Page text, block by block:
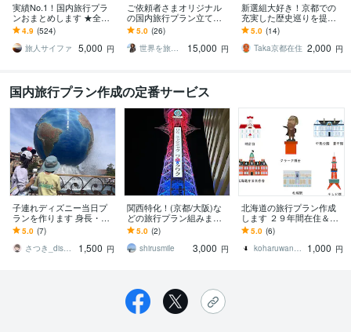
実績No.1！国内旅行プラ
ンおまとめします ★全国4
7都道府県制覇済！ご希望
に合わせて旅行プランお
まとめ
4.9 (524)
旅人サイファ
5,000 円
ご依頼者さまオリジナル
の国内旅行プラン立てま
す 【日本一周した旅ブロ
ガーが作る！】世界で一
つだけの旅行プラン
5.0 (26)
世界を旅する文章屋タカヤ｜SEOライター
15,000 円
新選組大好き！京都での
充実した歴史巡りを提案
します ガイドブックに載
ってないマニアックな聖
地や名所なども教えます
5.0 (14)
Taka京都在住 2,000 円
国内旅行プラン作成の定番サービス
子連れディズニー当日プ
ランを作ります 身長・年
齢・好みでアトラクショ
ン順を最適化
5.0 (7)
さつき_disney
1,500 円
関西特化！(京都/大阪)な
どの旅行プラン組みます
関西/京都/大阪/神戸/グル
メ/20代/一人旅/旅行/観光
5.0 (2)
shirusmile
3,000 円
北海道の旅行プラン作成
します ２９年間在住＆道
の駅スタンプ完全制覇の
私に任せてください
5.0 (6)
koharuwanwan
1,000 円